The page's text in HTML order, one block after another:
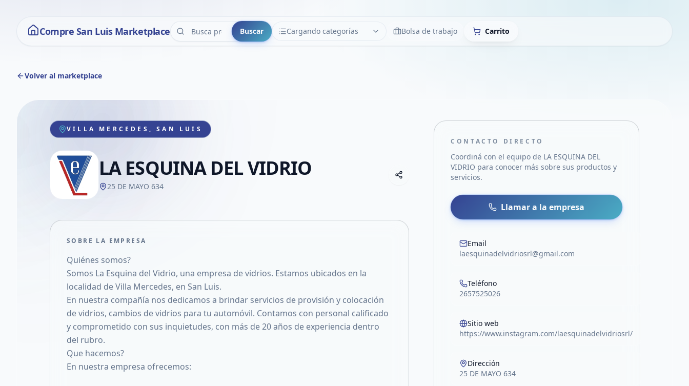
Compre San Luis Marketplace Buscar Cargando categorías
CATEGORÍAS LimpiarBolsa de trabajo Carrito
Volver al marketplace
VILLA MERCEDES, SAN LUIS
LA ESQUINA DEL VIDRIO
25 DE MAYO 634
Compartir empresa
Compartir por WhatsApp
Compartir por mail
Compartir en Facebook
SOBRE LA EMPRESA
Quiénes somos?
Somos La Esquina del Vidrio, una empresa de vidrios. Estamos ubicados en la
localidad de Villa Mercedes, en San Luis.
En nuestra compañía nos dedicamos a brindar servicios de provisión y colocación
de vidrios, cambios de vidrios para tu automóvil. Contamos con personal calificado
y comprometido con sus inquietudes, con más de 20 años de experiencia dentro
del rubro.
Que hacemos?
En nuestra empresa ofrecemos:
CONTACTO DIRECTO
Coordiná con el equipo de LA ESQUINA DEL
VIDRIO para conocer más sobre sus productos y
servicios.
Llamar a la empresa
Email
laesquinadelvidriosrl@gmail.com
Teléfono
2657525026
Sitio web
https://www.instagram.com/laesquinadelvidriosrl/
Dirección
25 DE MAYO 634